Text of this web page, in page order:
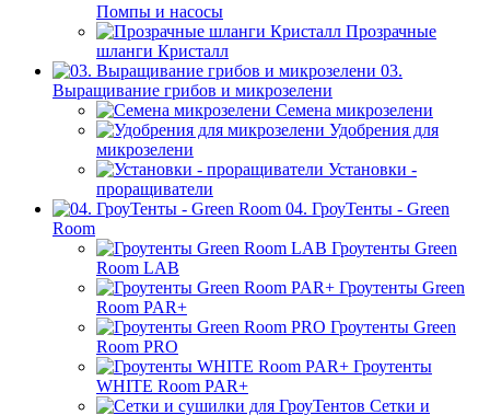
Помпы и насосы
Прозрачные
шланги Кристалл
03.
Выращивание грибов и микрозелени
Семена микрозелени
Удобрения для
микрозелени
Установки -
проращиватели
04. ГроуТенты - Green
Room
Гроутенты Green
Room LAB
Гроутенты Green
Room PAR+
Гроутенты Green
Room PRO
Гроутенты
WHITE Room PAR+
Сетки и